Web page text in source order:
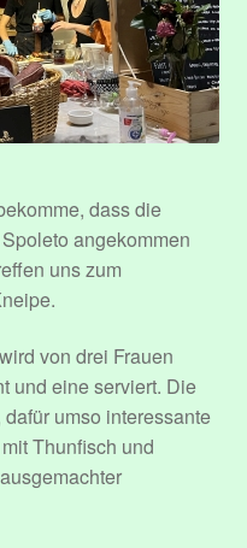
dass die
angekommen
uns zum
von drei Frauen
und eine serviert. Die
umso interessante
Thunfisch und